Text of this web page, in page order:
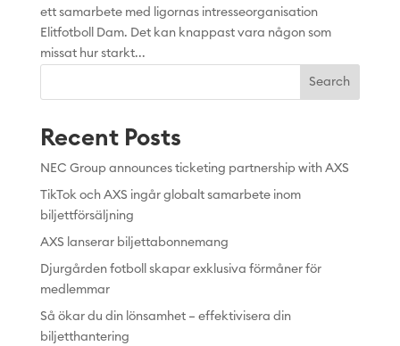
ett samarbete med ligornas intresseorganisation
Elitfotboll Dam. Det kan knappast vara någon som
missat hur starkt...
Search
Recent Posts
NEC Group announces ticketing partnership with AXS
TikTok och AXS ingår globalt samarbete inom
biljettförsäljning
AXS lanserar biljettabonnemang
Djurgården fotboll skapar exklusiva förmåner för
medlemmar
Så ökar du din lönsamhet – effektivisera din
biljetthantering